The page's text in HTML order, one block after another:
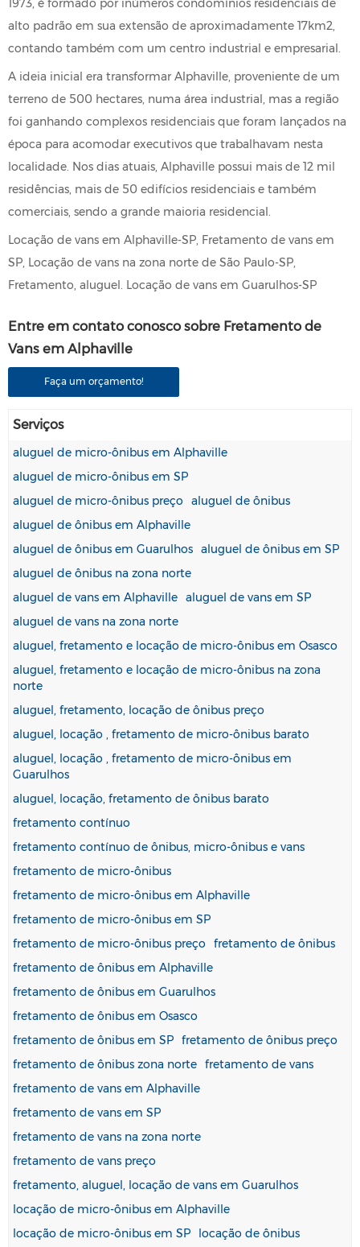
alto padrão em sua extensão de aproximadamente 17km2,
contando também com um centro industrial e empresarial.
A ideia inicial era transformar Alphaville, proveniente de um
terreno de 500 hectares, numa área industrial, mas a região
foi ganhando complexos residenciais que foram lançados na
época para acomodar executivos que trabalhavam nesta
localidade. Nos dias atuais, Alphaville possui mais de 12 mil
residências, mais de 50 edifícios residenciais e também
comerciais, sendo a grande maioria residencial.
Locação de vans em Alphaville-SP, Fretamento de vans em
SP, Locação de vans na zona norte de São Paulo-SP,
Fretamento, aluguel. Locação de vans em Guarulhos-SP
Entre em contato conosco sobre Fretamento de
Vans em Alphaville
Faça um orçamento!
Serviços
aluguel de micro-ônibus em Alphaville
aluguel de micro-ônibus em SP
aluguel de micro-ônibus preço
aluguel de ônibus
aluguel de ônibus em Alphaville
aluguel de ônibus em Guarulhos aluguel de ônibus em SP
aluguel de ônibus na zona norte
aluguel de vans em Alphaville aluguel de vans em SP
aluguel de vans na zona norte
aluguel, fretamento e locação de micro-ônibus em Osasco
aluguel, fretamento e locação de micro-ônibus na zona
norte
aluguel, fretamento, locação de ônibus preço
aluguel, locação , fretamento de micro-ônibus barato
aluguel, locação , fretamento de micro-ônibus em
Guarulhos
aluguel, locação, fretamento de ônibus barato
fretamento contínuo
fretamento contínuo de ônibus, micro-ônibus e vans
fretamento de micro-ônibus
fretamento de micro-ônibus em Alphaville
fretamento de micro-ônibus em SP
fretamento de micro-ônibus preço
fretamento de ônibus
fretamento de ônibus em Alphaville
fretamento de ônibus em Guarulhos
fretamento de ônibus em Osasco
fretamento de ônibus em SP fretamento de ônibus preço
fretamento de ônibus zona norte fretamento de vans
fretamento de vans em Alphaville
fretamento de vans em SP
fretamento de vans na zona norte
fretamento de vans preço
fretamento, aluguel, locação de vans em Guarulhos
locação de micro-ônibus em Alphaville
locação de micro-ônibus em SP
locação de ônibus